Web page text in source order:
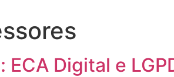
ECA Digital e